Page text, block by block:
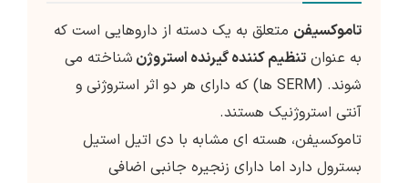
تاموکسیفن متعلق به یک دسته از داروهایی است که
به عنوان تنظیم کننده گیرنده استروژن شناخته می
شوند. (SERM ها) که دارای هر دو اثر استروژنی و
آنتی استروژنیک هستند.
تاموکسیفن، هسته ای مشابه با دی اتیل استیل
بسترول دارد اما دارای زنجیره جانبی اضافی